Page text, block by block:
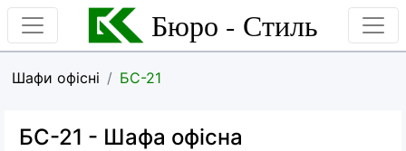
Бюро - Стиль
Шафи офісні БС-21
БС-21 - Шафа офісна